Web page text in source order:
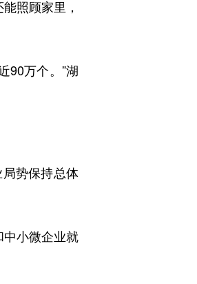
照顾家里，
90万个。”湖
势保持总体
小微企业就